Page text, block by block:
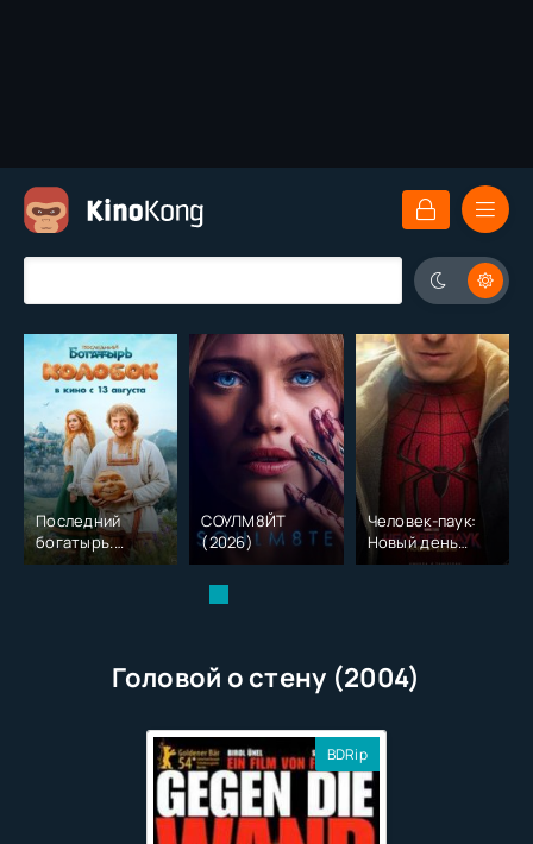
Последний
богатырь.
Колобок (2026)
СОУЛМ8ЙТ
(2026)
Человек-паук:
Новый день
(2026)
Головой о стену (2004)
BDRip